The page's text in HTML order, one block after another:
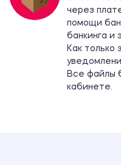
через
помощи
банкинга и
Как только
Все файлы
кабинете.